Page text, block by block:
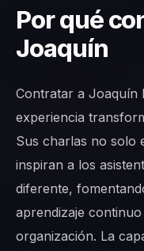
Por qué
Joaquín
Contratar a Joaquín
experiencia
Sus charlas no solo
inspiran a los
diferente,
aprendizaje
organización. La